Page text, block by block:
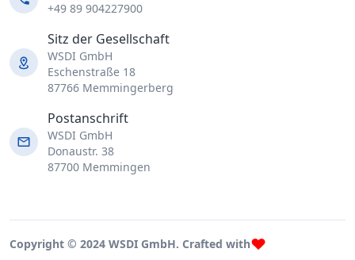
+49 89 904227900
Sitz der Gesellschaft
WSDI GmbH
Eschenstraße 18
87766 Memmingerberg
Postanschrift
WSDI GmbH
Donaustr. 38
87700 Memmingen
Copyright © 2024 WSDI GmbH. Crafted with